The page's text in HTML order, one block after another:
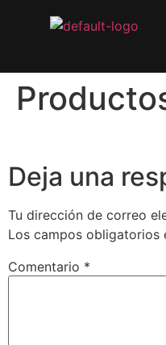
Deja una
Tu dirección de correo
Los campos obligatorios
Comentario *